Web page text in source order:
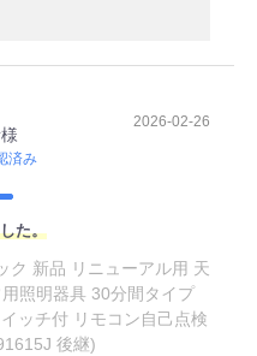
済み
2026-02-26
た。
ク 新品 リニューアル用 天
照明器具 30分間タイプ
ッチ付 リモコン自己点検
後継)